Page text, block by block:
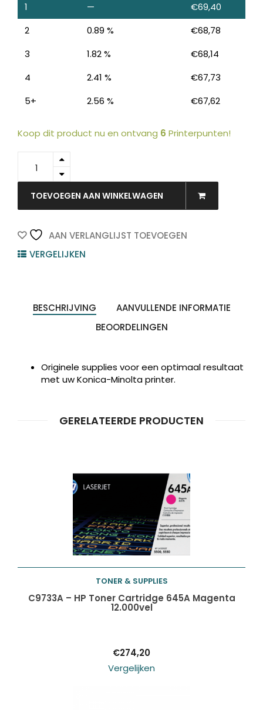
1
— €69,40
2
0.89 % €68,78
3
1.82 % €68,14
4
2.41 % €67,73
5+
2.56 % €67,62
Koop dit product nu en ontvang 6 Printerpunten!
KONICA
MINOLTA
Toner
Black
4.500vel
1st
TOEVOEGEN AAN WINKELWAGEN
AAN VERLANGLIJST TOEVOEGEN
VERGELIJKEN
BESCHRIJVING
AANVULLENDE INFORMATIE
BEOORDELINGEN
Originele supplies voor een optimaal resultaat
met uw Konica-Minolta printer.
GERELATEERDE PRODUCTEN
Toevoegen aan
TONER & SUPPLIES
C9733A – HP Toner Cartridge 645A Magenta
12.000vel
€274,20
Vergelijken
Producten
zoeken ZOEKEN